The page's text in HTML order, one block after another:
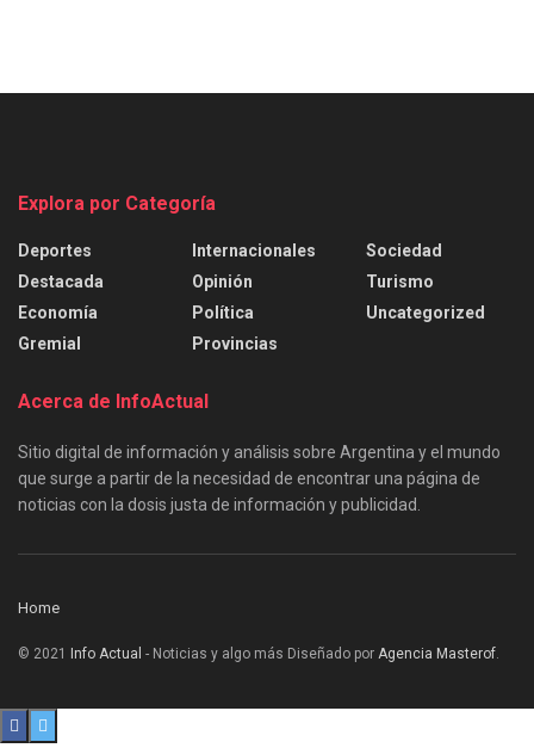
Explora por Categoría
Deportes
Destacada
Economía
Gremial
Internacionales
Opinión
Política
Provincias
Sociedad
Turismo
Uncategorized
Acerca de InfoActual
Sitio digital de información y análisis sobre Argentina y el mundo
que surge a partir de la necesidad de encontrar una página de
noticias con la dosis justa de información y publicidad.
Home
© 2021 Info Actual - Noticias y algo más Diseñado por Agencia Masterof.